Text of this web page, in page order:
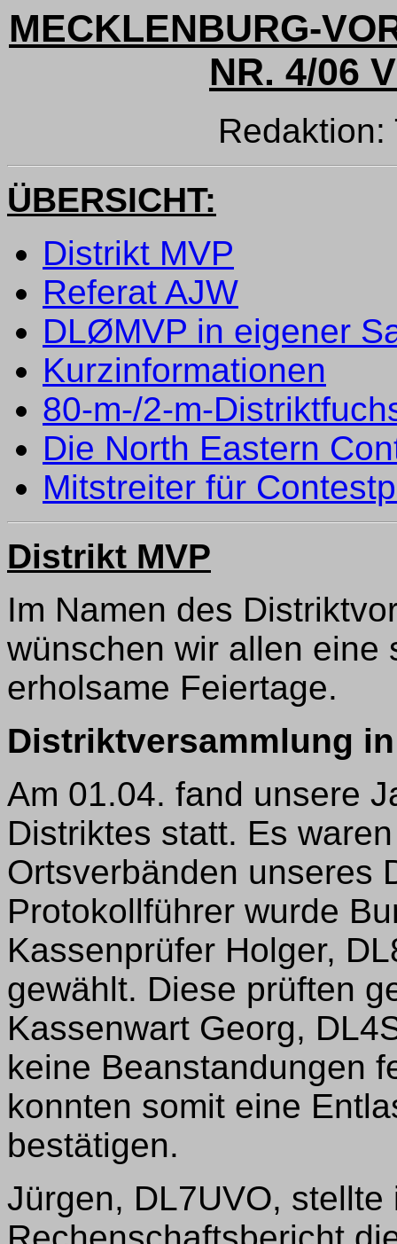
MECKLENBURG-
NR. 4/06
Redaktion:
ÜBERSICHT:
Distrikt MVP
Referat AJW
DLØMVP in eigener
Kurzinformationen
80-m-/2-m-
Die North Eastern
Mitstreiter für
Distrikt MVP
Im Namen des
wünschen wir allen eine
erholsame Feiertage.
Distriktversammlung
Am 01.04. fand unsere
Distriktes statt. Es
Ortsverbänden unseres
Protokollführer wurde
Kassenprüfer Holger,
gewählt. Diese prüften
Kassenwart Georg,
keine Beanstandungen
konnten somit eine
bestätigen.
Jürgen, DL7UVO, stellte